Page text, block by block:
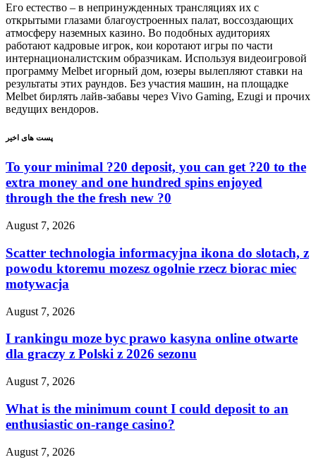
Его естество – в непринужденных трансляциях их с
открытыми глазами благоустроенных палат, воссоздающих
атмосферу наземных казино. Во подобных аудиториях
работают кадровые игрок, кои коротают игры по части
интернационалистским образчикам. Используя видеоигровой
программу Melbet игорный дом, юзеры вылепляют ставки на
результаты этих раундов. Без участия машин, на площадке
Melbet бирлять лайв-забавы через Vivo Gaming, Ezugi и прочих
ведущих вендоров.
پست های اخیر
To your minimal ?20 deposit, you can get ?20 to the
extra money and one hundred spins enjoyed
through the the fresh new ?0
August 7, 2026
Scatter technologia informacyjna ikona do slotach, z
powodu ktoremu mozesz ogolnie rzecz biorac miec
motywacja
August 7, 2026
I rankingu moze byc prawo kasyna online otwarte
dla graczy z Polski z 2026 sezonu
August 7, 2026
What is the minimum count I could deposit to an
enthusiastic on-range casino?
August 7, 2026